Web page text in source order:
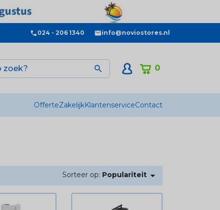
024 - 206 1340 info@noviostores.nl
0

OfferteZakelijkKlantenserviceContact
Sorteer op: Populariteit 